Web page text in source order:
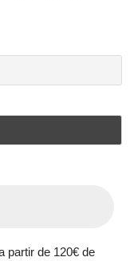
partir de 120€ de